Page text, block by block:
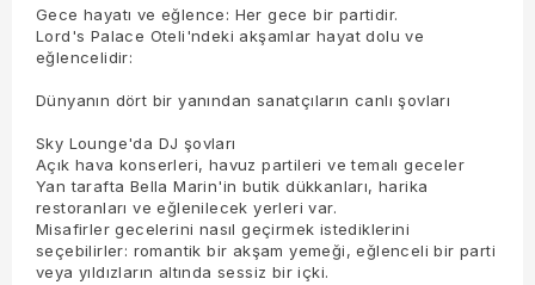
Gece hayatı ve eğlence: Her gece bir partidir.
Lord's Palace Oteli'ndeki akşamlar hayat dolu ve
eğlencelidir:
Dünyanın dört bir yanından sanatçıların canlı şovları
Sky Lounge'da DJ şovları
Açık hava konserleri, havuz partileri ve temalı geceler
Yan tarafta Bella Marin'in butik dükkanları, harika
restoranları ve eğlenilecek yerleri var.
Misafirler gecelerini nasıl geçirmek istediklerini
seçebilirler: romantik bir akşam yemeği, eğlenceli bir parti
veya yıldızların altında sessiz bir içki.